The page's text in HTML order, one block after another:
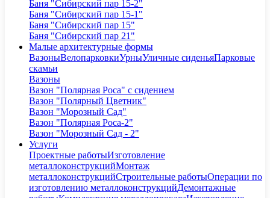
Баня "Сибирский пар 15-2"
Баня "Сибирский пар 15-1"
Баня "Сибирский пар 15"
Баня "Сибирский пар 21"
Малые архитектурные формы
ВазоныВелопарковкиУрныУличные сиденьяПарковые
скамьи
Вазоны
Вазон "Полярная Роса" с сидением
Вазон "Полярный Цветник"
Вазон "Морозный Сад"
Вазон "Полярная Роса-2"
Вазон "Морозный Сад - 2"
Услуги
Проектные работыИзготовление
металлоконструкцийМонтаж
металлоконструкцийСтроительные работыОперации по
изготовлению металлоконструкцийДемонтажные